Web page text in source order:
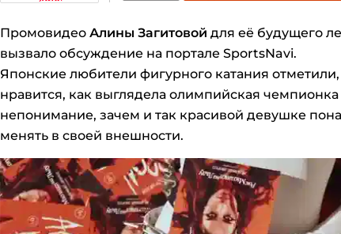
Промовидео Алины Загитовой для её будущего
вызвало обсуждение на портале SportsNavi.
Японские любители фигурного катания
нравится, как выглядела олимпийская
непонимание, зачем и так красивой девушке
менять в своей внешности.